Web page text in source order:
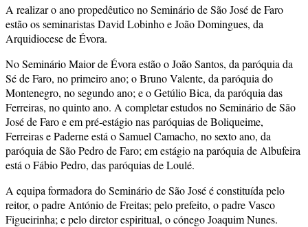
A realizar o ano propedêutico no Seminário de São José de Faro
estão os seminaristas David Lobinho e João Domingues, da
Arquidiocese de Évora.
No Seminário Maior de Évora estão o João Santos, da paróquia da
Sé de Faro, no primeiro ano; o Bruno Valente, da paróquia do
Montenegro, no segundo ano; e o Getúlio Bica, da paróquia das
Ferreiras, no quinto ano. A completar estudos no Seminário de São
José de Faro e em pré-estágio nas paróquias de Boliqueime,
Ferreiras e Paderne está o Samuel Camacho, no sexto ano, da
paróquia de São Pedro de Faro; em estágio na paróquia de Albufeira
está o Fábio Pedro, das paróquias de Loulé.
A equipa formadora do Seminário de São José é constituída pelo
reitor, o padre António de Freitas; pelo prefeito, o padre Vasco
Figueirinha; e pelo diretor espiritual, o cónego Joaquim Nunes.